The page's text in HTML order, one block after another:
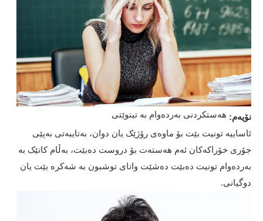
نۆیەم: هەستکردنی بەردەوام بە تینوێتی
ئاساییە تونیت بێت بۆ ماوەی رۆژێک یان دوان، بەتایبەتی بەپێی
جۆری خۆراکەکان ئەم هەستەت بۆ دروست دەبێت، بەڵام کاتێک بە
بەردەوام تونیت دەبێت دەشێت واتای توشبون بە شەکرە بێت یان
دوگیانی.